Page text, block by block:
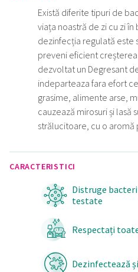
Există diferite tipuri de
viața noastră de zi cu zi
dezinfecția regulată este
preveni eficient
dezvoltat un Degresant
indeparteaza fara efort
grasime, alimente arse,
cauzează mirosuri și
strălucitoare, cu o aromă
CARACTERISTICI
Distruge
testate
Respectați
Dezinfectează